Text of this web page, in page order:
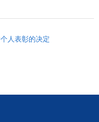
人表彰的决定